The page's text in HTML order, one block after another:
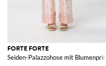
FORTE FORTE
Seiden-Palazzohose mit Blumenprint